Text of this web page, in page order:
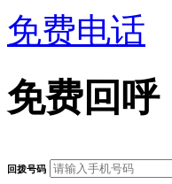
免费电话
免费回呼
回拨号码